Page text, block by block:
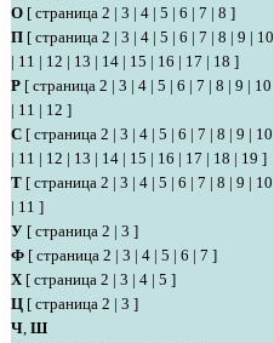
О [ страница 2 | 3 | 4 | 5 | 6 | 7 | 8 ]
П [ страница 2 | 3 | 4 | 5 | 6 | 7 | 8 | 9 | 10
| 11 | 12 | 13 | 14 | 15 | 16 | 17 | 18 ]
Р [ страница 2 | 3 | 4 | 5 | 6 | 7 | 8 | 9 | 10
| 11 | 12 ]
С [ страница 2 | 3 | 4 | 5 | 6 | 7 | 8 | 9 | 10
| 11 | 12 | 13 | 14 | 15 | 16 | 17 | 18 | 19 ]
Т [ страница 2 | 3 | 4 | 5 | 6 | 7 | 8 | 9 | 10
| 11 ]
У [ страница 2 | 3 ]
Ф [ страница 2 | 3 | 4 | 5 | 6 | 7 ]
Х[ страница 2 | 3 | 4 | 5 ]
Ц [ страница 2 | 3 ]
Ч, Ш